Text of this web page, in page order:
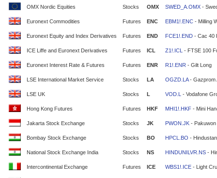
OMX Nordic Equities Stocks OMX SWED_A.OMX -
Euronext Commodities Futures ENC EBM1!.ENC - Milling
Euronext Equity and Index Derivatives Futures END FCE1!.END - Cac 40
ICE Liffe and Euronext Derivatives Futures ICL Z1!.ICL - FTSE 100
Euronext Interest Rate & Futures Futures ENR R1!.ENR - Gilt Long
LSE International Market Service Stocks LA OGZD.LA- Gazprom
LSE UK Stocks L VOD.L - Vodafone
Hong Kong Futures Futures HKF MHI1!.HKF - Mini
Jakarta Stock Exchange Stocks JK PWON.JK -
Bombay Stock Exchange Stocks BO HPCL.BO -
National Stock Exchange India Stocks NS HINDUNILVR.NS -
Intercontinental Exchange Futures ICE WBS1!.ICE - Light